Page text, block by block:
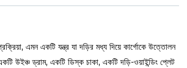
এমন একটি যন্ত্র যা দড়ির মধ্য দিয়ে কার্গোকে উত্তোলন
উইঞ্চ ড্রাম, একটি ডিস্ক চাকা, একটি দড়ি-ওয়াইন্ডিং প্লেট